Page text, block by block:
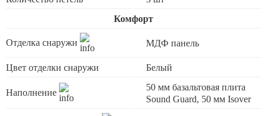
Комфорт
Отделка снаружи МДФ панель
Цвет отделки снаружи Белый
Наполнение
50 мм базальтовая плита
Sound Guard, 50 мм Isover